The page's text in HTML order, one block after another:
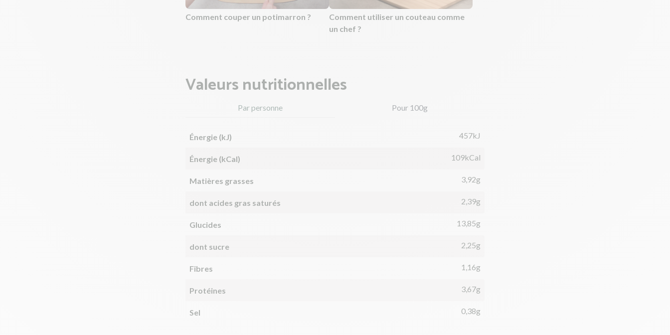
Comment couper un potimarron ?
Comment utiliser un couteau comme
un chef ?
Valeurs nutritionnelles
Par personne Pour 100g
Énergie (kJ) 457kJ
Énergie (kCal) 109kCal
Matières grasses 3,92g
dont acides gras saturés 2,39g
Glucides 13,85g
dont sucre 2,25g
Fibres 1,16g
Protéines 3,67g
Sel 0,38g